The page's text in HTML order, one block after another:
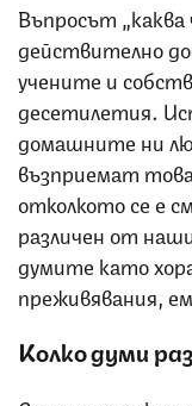
Въпросът
действително
учените и
десетилетия.
домашните ни
възприемат
отколкото се е
различен от
думите като
преживявания,
Колко думи